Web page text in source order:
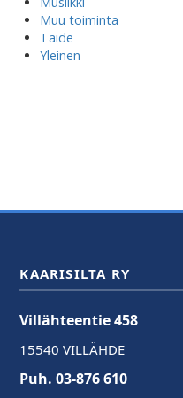
Muu toiminta
Taide
Yleinen
KAARISILTA RY
Villähteentie 458
15540 VILLÄHDE
Puh. 03-876 610